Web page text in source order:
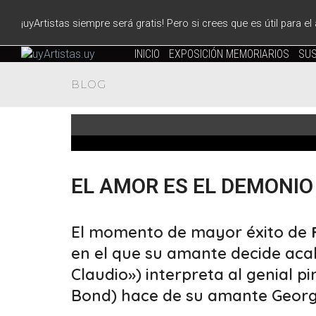
¡uyArtistas siempre será gratis! Pero si crees que es útil para
INICIO EXPOSICIÓN MEMORIARIOS
BLOG
EL AMOR ES EL
El momento de mayor éxito de
en el que su amante decide
Claudio») interpreta al genial
Bond) hace de su amante